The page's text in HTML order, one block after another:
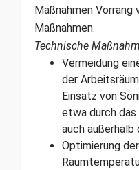
Maßnahmen
Maßnahmen.
Technische
Vermeidung
der
Einsatz von
etwa durch das
auch
Optimierung